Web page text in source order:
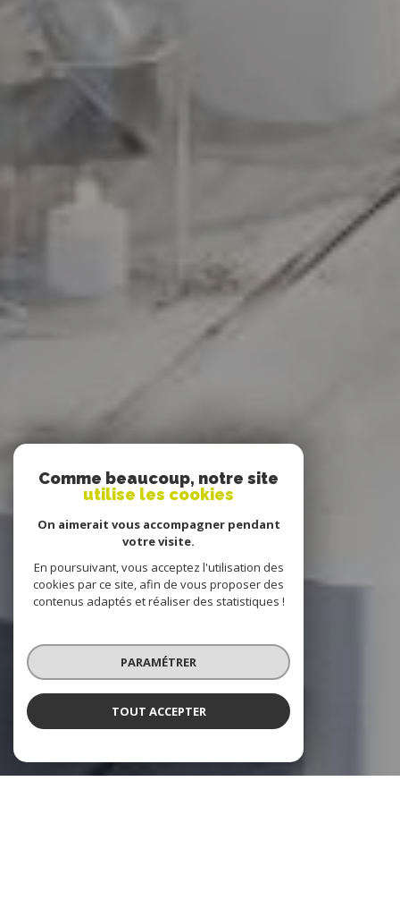
Comme beaucoup, notre site
utilise les cookies
On aimerait vous accompagner pendant
votre visite.
En poursuivant, vous acceptez l'utilisation des
cookies par ce site, afin de vous proposer des
contenus adaptés et réaliser des statistiques !
PARAMÉTRER
TOUT ACCEPTER